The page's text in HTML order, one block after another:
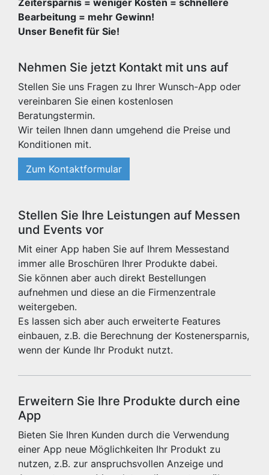
Zeitersparnis = weniger Kosten = schnellere
Bearbeitung = mehr Gewinn!
Unser Benefit für Sie!
Nehmen Sie jetzt Kontakt mit uns auf
Stellen Sie uns Fragen zu Ihrer Wunsch-App oder
vereinbaren Sie einen kostenlosen
Beratungstermin.
Wir teilen Ihnen dann umgehend die Preise und
Konditionen mit.
Zum Kontaktformular
Stellen Sie Ihre Leistungen auf Messen
und Events vor
Mit einer App haben Sie auf Ihrem Messestand
immer alle Broschüren Ihrer Produkte dabei.
Sie können aber auch direkt Bestellungen
aufnehmen und diese an die Firmenzentrale
weitergeben.
Es lassen sich aber auch erweiterte Features
einbauen, z.B. die Berechnung der Kostenersparnis,
wenn der Kunde Ihr Produkt nutzt.
Erweitern Sie Ihre Produkte durch eine
App
Bieten Sie Ihren Kunden durch die Verwendung
einer App neue Möglichkeiten Ihr Produkt zu
nutzen, z.B. zur anspruchsvollen Anzeige und